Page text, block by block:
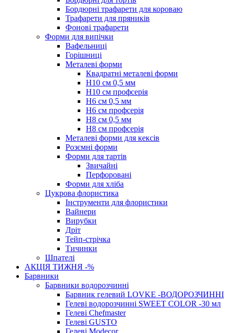
Бордюрні трафарети для короваю
Трафарети для пряників
Фонові трафарети
Форми для випічки
Вафельниці
Горішниці
Металеві форми
Квадратні металеві форми
Н10 см 0,5 мм
Н10 см профсерія
Н6 см 0,5 мм
Н6 см профсерія
Н8 см 0,5 мм
Н8 см профсерія
Металеві форми для кексів
Розємні форми
Форми для тартів
Звичайні
Перфоровані
Форми для хліба
Цукрова флористика
Інструменти для флористики
Вайнери
Вирубки
Дріт
Тейп-стрічка
Тичинки
Шпателі
АКЦІЯ ТИЖНЯ -%
Барвники
Барвники водорозчинні
Барвник гелевий LOVKE -ВОДОРОЗЧИННІ
Гелеві водорозчинні SWEET COLOR -30 мл
Гелеві Chefmaster
Гелеві GUSTO
Гелеві Modecor